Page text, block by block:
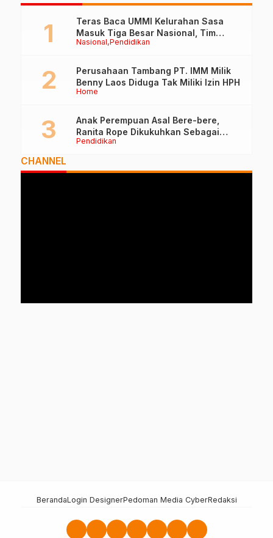
Nasional Pendidikan
Teras Baca UMMI Kelurahan Sasa
Masuk Tiga Besar Nasional, Tim
Penilai Lakukan Visitasi di Ternate
Home
Perusahaan Tambang PT. IMM Milik
Benny Laos Diduga Tak Miliki Izin HPH
Pendidikan
Anak Perempuan Asal Bere-bere,
Ranita Rope Dikukuhkan Sebagai
Guru Besar dan Rektor Ummu
CHANNEL
BerandaLogin DesignerPedoman Media CyberRedaksi